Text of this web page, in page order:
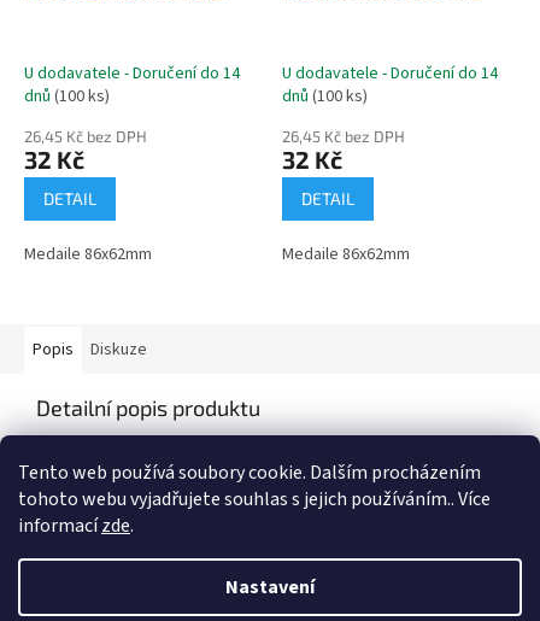
Tento web používá soubory cookie. Dalším procházením
tohoto webu vyjadřujete souhlas s jejich používáním.. Více
informacízde.
Nastavení
U dodavatele - Doručení do 14
dnů (100 ks)
26,45 Kč bez DPH
32 Kč
DETAIL
Medaile 86x62mm
U dodavatele - Doručení do 14
dnů (100 ks)
26,45 Kč bez DPH
32 Kč
DETAIL
Medaile 86x62mm
Popis Diskuze
Detailní popis produktu
Vytvořil Shoptet